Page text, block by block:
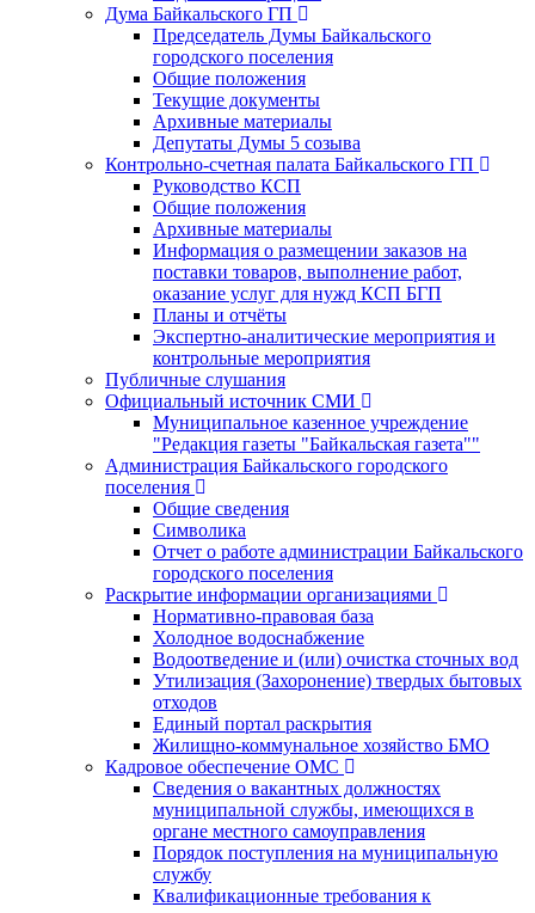
Дума Байкальского ГП
Председатель Думы Байкальского
городского поселения
Общие положения
Текущие документы
Архивные материалы
Депутаты Думы 5 созыва
Контрольно-счетная палата Байкальского ГП
Руководство КСП
Общие положения
Архивные материалы
Информация о размещении заказов на
поставки товаров, выполнение работ,
оказание услуг для нужд КСП БГП
Планы и отчёты
Экспертно-аналитические мероприятия и
контрольные мероприятия
Публичные слушания
Официальный источник СМИ
Муниципальное казенное учреждение
"Редакция газеты "Байкальская газета""
Администрация Байкальского городского
поселения
Общие сведения
Символика
Отчет о работе администрации Байкальского
городского поселения
Раскрытие информации организациями
Нормативно-правовая база
Холодное водоснабжение
Водоотведение и (или) очистка сточных вод
Утилизация (Захоронение) твердых бытовых
отходов
Единый портал раскрытия
Жилищно-коммунальное хозяйство БМО
Кадровое обеспечение ОМС
Сведения о вакантных должностях
муниципальной службы, имеющихся в
органе местного самоуправления
Порядок поступления на муниципальную
службу
Квалификационные требования к